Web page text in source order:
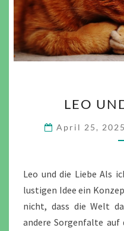
LEO
April 25, 2025
Leo und die Liebe Als
lustigen Idee ein
nicht, dass die Welt
andere Sorgenfalte auf